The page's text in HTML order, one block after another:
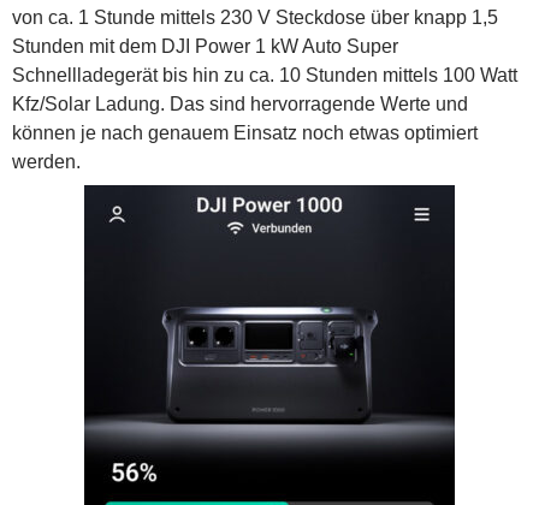
von ca. 1 Stunde mittels 230 V Steckdose über knapp 1,5
Stunden mit dem DJI Power 1 kW Auto Super
Schnellladegerät bis hin zu ca. 10 Stunden mittels 100 Watt
Kfz/Solar Ladung. Das sind hervorragende Werte und
können je nach genauem Einsatz noch etwas optimiert
werden.